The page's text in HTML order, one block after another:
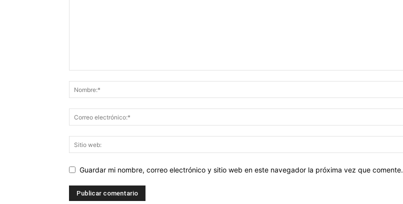
Guardar mi nombre, correo electrónico y sitio web en este navegador la próxima vez que comente.